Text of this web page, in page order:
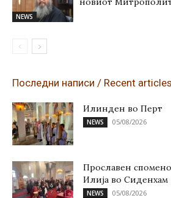
NEWS
Последни написи / Recent articles
Илинден во Перт
NEWS 05/08/2026
Прославен
Илија во Сиденхам
NEWS 05/08/2026